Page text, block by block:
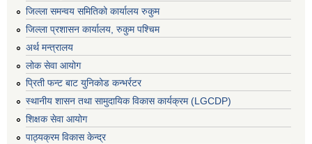
जिल्ला समन्वय समितिको कार्यालय रुकुम
जिल्ला प्रशासन कार्यालय, रुकुम पश्चिम
अर्थ मन्त्रालय
लोक सेवा आयोग
प्रिती फन्ट बाट युनिकोड कन्भर्रटर
स्थानीय शासन तथा सामुदायिक विकास कार्यक्रम (LGCDP)
शिक्षक सेवा आयोग
पाठ्यक्रम विकास केन्द्र